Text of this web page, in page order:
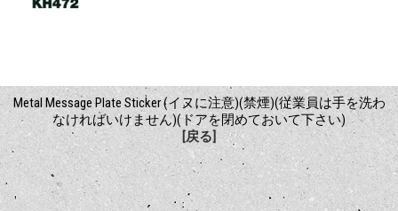
Metal Message Plate Sticker (イヌに注意)(禁煙)(従業員は手を洗わ
なければいけません)(ドアを閉めておいて下さい)
[戻る]